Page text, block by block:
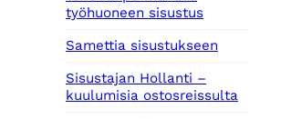
työhuoneen sisustus
Samettia sisustukseen
Sisustajan Hollanti –
kuulumisia ostosreissulta